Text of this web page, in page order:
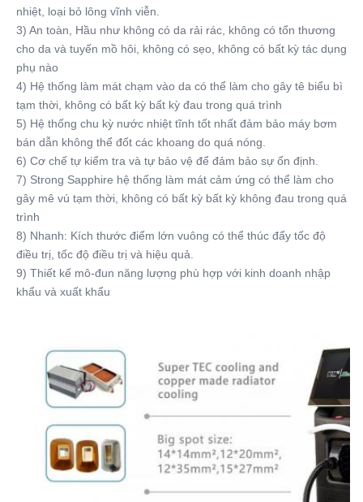
nhiệt, loại bỏ lông vĩnh viễn.
3) An toàn, Hầu như không có da rải rác, không có tổn thương
cho da và tuyến mồ hôi, không có sẹo, không có bất kỳ tác dụng
phụ nào
4) Hệ thống làm mát chạm vào da có thể làm cho gây tê biểu bì
tạm thời, không có bất kỳ bất kỳ đau trong quá trình
5) Hệ thống chu kỳ nước nhiệt tĩnh tốt nhất đảm bảo máy bơm
bán dẫn không thể đốt các khoang do quá nóng.
6) Cơ chế tự kiểm tra và tự bảo vệ để đảm bảo sự ổn định.
7) Strong Sapphire hệ thống làm mát cảm ứng có thể làm cho
gây mê vú tạm thời, không có bất kỳ bất kỳ không đau trong quá
trình
8) Nhanh: Kích thước điểm lớn vuông có thể thúc đẩy tốc độ
điều trị, tốc độ điều trị và hiệu quả.
9) Thiết kế mô-đun năng lượng phù hợp với kinh doanh nhập
khẩu và xuất khẩu